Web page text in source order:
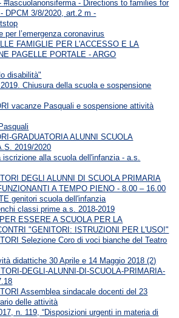
#lascuolanonsiferma - Directions to families for
DPCM 3/8/2020, art.2 m -
per l’emergenza coronavirus
FAMIGLIE PER L'ACCESSO E LA
PAGELLE PORTALE - ARGO
disabilità"
Chiusura della scuola e sospensione
vacanze Pasquali e sospensione attività
GRADUATORIA ALUNNI SCUOLA
2019/2020
iscrizione alla scuola dell'infanzia - a.s.
DEGLI ALUNNI DI SCUOLA PRIMARIA
A TEMPO PIENO - 8.00 – 16.00
genitori scuola dell'infanzia
classi prime a.s. 2018-2019
ESSERE A SCUOLA PER LA
"GENITORI: ISTRUZIONI PER L'USO!"
Selezione Coro di voci bianche del Teatro
didattiche 30 Aprile e 14 Maggio 2018 (2)
DEGLI-ALUNNI-DI-SCUOLA-PRIMARIA-
Assemblea sindacale docenti del 23
delle attività
n. 119, “Disposizioni urgenti in materia di